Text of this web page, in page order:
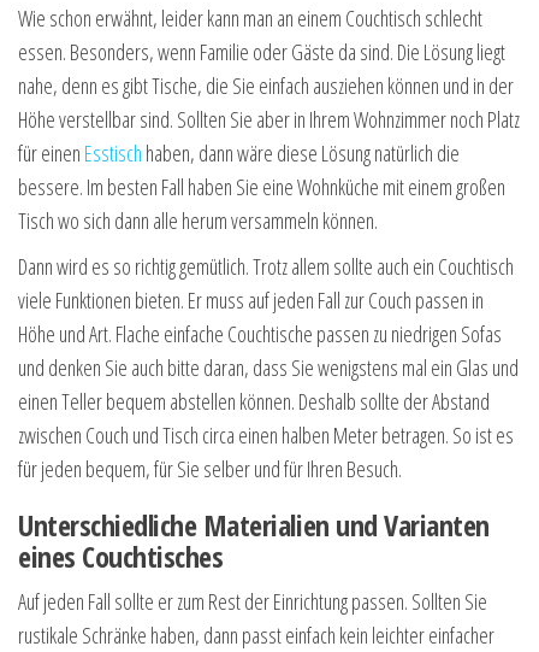
Wie schon erwähnt, leider kann man an einem Couchtisch schlecht
essen. Besonders, wenn Familie oder Gäste da sind. Die Lösung liegt
nahe, denn es gibt Tische, die Sie einfach ausziehen können und in der
Höhe verstellbar sind. Sollten Sie aber in Ihrem Wohnzimmer noch Platz
für einen Esstisch haben, dann wäre diese Lösung natürlich die
bessere. Im besten Fall haben Sie eine Wohnküche mit einem großen
Tisch wo sich dann alle herum versammeln können.
Dann wird es so richtig gemütlich. Trotz allem sollte auch ein Couchtisch
viele Funktionen bieten. Er muss auf jeden Fall zur Couch passen in
Höhe und Art. Flache einfache Couchtische passen zu niedrigen Sofas
und denken Sie auch bitte daran, dass Sie wenigstens mal ein Glas und
einen Teller bequem abstellen können. Deshalb sollte der Abstand
zwischen Couch und Tisch circa einen halben Meter betragen. So ist es
für jeden bequem, für Sie selber und für Ihren Besuch.
Unterschiedliche Materialien und Varianten
eines Couchtisches
Auf jeden Fall sollte er zum Rest der Einrichtung passen. Sollten Sie
rustikale Schränke haben, dann passt einfach kein leichter einfacher